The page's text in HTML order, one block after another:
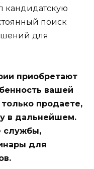
кандидатскую
поиск
для
приобретают
вашей
продаете,
в дальнейшем.
службы,
для